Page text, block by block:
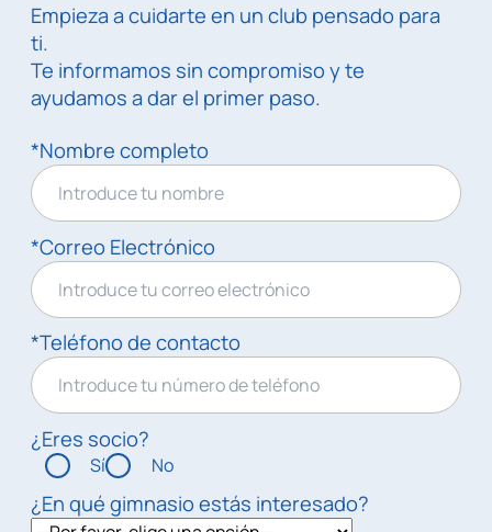
Empieza a cuidarte en un club pensado para
ti.
Te informamos sin compromiso y te
ayudamos a dar el primer paso.
*Nombre completo
*Correo Electrónico
*Teléfono de contacto
¿Eres socio?
Sí No
¿En qué gimnasio estás interesado?